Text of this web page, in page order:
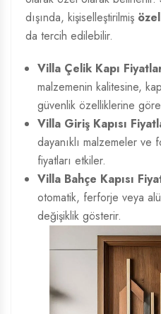
dışında, kişiselleştirilmiş
da tercih edilebilir.
Villa Çelik Kapı
malzemenin kalitesine,
güvenlik özelliklerine göre
Villa Giriş Kapısı
dayanıklı malzemeler ve
fiyatları etkiler.
Villa Bahçe Kapısı
otomatik, ferforje veya
değişiklik gösterir.